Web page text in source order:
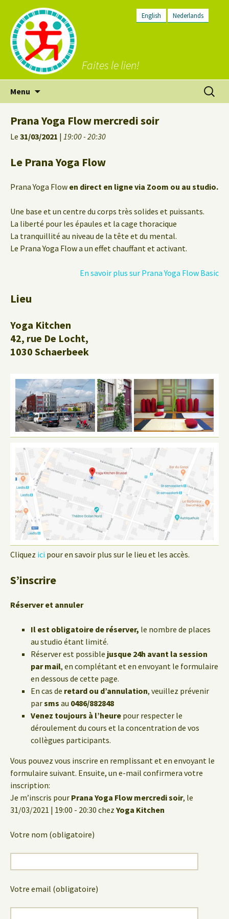
English Nederlands
Faites le lien!
Menu
Prana Yoga Flow mercredi soir
Le 31/03/2021 | 19:00 - 20:30
Le Prana Yoga Flow
Prana Yoga Flow en direct en ligne via Zoom ou au studio.
Une base et un centre du corps très solides et puissants.
La liberté pour les épaules et la cage thoracique
La tranquillité au niveau de la tête et du mental.
Le Prana Yoga Flow a un effet chauffant et activant.
En savoir plus sur Prana Yoga Flow Basic
Lieu
Yoga Kitchen
42, rue De Locht,
1030 Schaerbeek
Cliquez ici pour en savoir plus sur le lieu et les accès.
S’inscrire
Réserver et annuler
Il est obligatoire de réserver, le nombre de places
au studio étant limité.
Réserver est possible jusque 24h avant la session
par mail, en complétant et en envoyant le formulaire
en dessous de cette page.
En cas de retard ou d’annulation, veuillez prévenir
parsms au 0486/882848
Venez toujours à l’heure pour respecter le
déroulement du cours et la concentration de vos
collègues participants.
Vous pouvez vous inscrire en remplissant et en envoyant le
formulaire suivant. Ensuite, un e-mail confirmera votre
inscription:
Je m’inscris pour Prana Yoga Flow mercredi soir, le
31/03/2021 | 19:00 - 20:30 chez Yoga Kitchen
Votre nom (obligatoire)
Votre email (obligatoire)